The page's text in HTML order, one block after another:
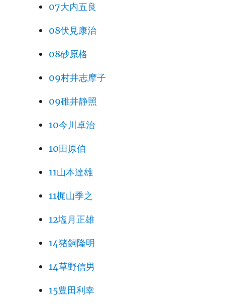
07大内五良
08伏見康治
08砂原格
09村井志摩子
09碓井静照
10今川卓治
10田原伯
11山本達雄
11梶山季之
12塩月正雄
14猪飼隆明
14草野信男
15豊田利幸